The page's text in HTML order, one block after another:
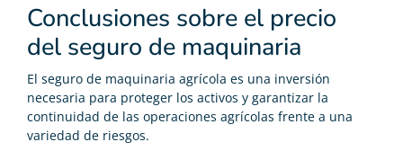
Conclusiones sobre el precio
del seguro de maquinaria
El seguro de maquinaria agrícola es una inversión
necesaria para proteger los activos y garantizar la
continuidad de las operaciones agrícolas frente a una
variedad de riesgos.